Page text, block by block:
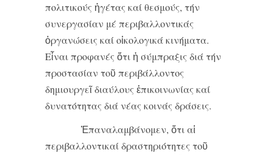
πολιτικούς ἡγέτας καί θεσμούς, τήν
συνεργασίαν μέ περιβαλλοντικάς
ὀργανώσεις καί οἰκολογικά κινήματα.
Εἶναι προφανές ὅτι ἡ σύμπραξις διά τήν
προστασίαν τοῦ περιβάλλοντος
δημιουργεῖ διαύλους ἐπικοινωνίας καί
δυνατότητας διά νέας κοινάς δράσεις.
Ἐπαναλαμβάνομεν, ὅτι αἱ
περιβαλλοντικαί δραστηριότητες τοῦ